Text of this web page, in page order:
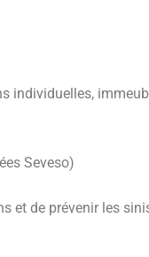
individuelles,
Seveso)
et de prévenir les